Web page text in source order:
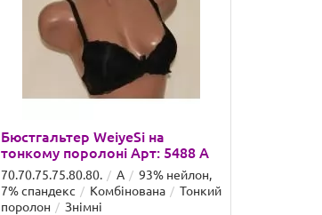
Бюстгальтер WeiyeSi на
тонкому поролоні Арт: 5488 A
70.70.75.75.80.80. A
93% нейлон,
7% спандекс
Комбінована
Тонкий
поролон
Знімні